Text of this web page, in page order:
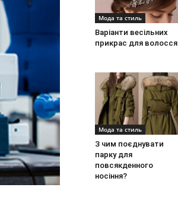
Мода та стиль
Варіанти весільних
прикрас для волосся
Мода та стиль
З чим поєднувати
парку для
повсякденного
носіння?